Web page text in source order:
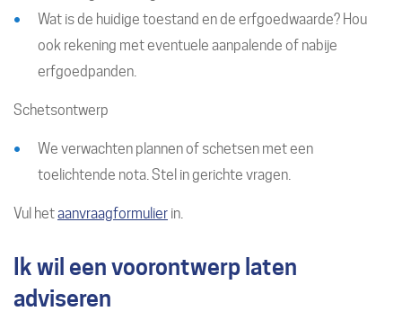
Wat is de huidige toestand en de erfgoedwaarde? Hou
ook rekening met eventuele aanpalende of nabije
erfgoedpanden.
Schetsontwerp
We verwachten plannen of schetsen met een
toelichtende nota. Stel in gerichte vragen.
Vul hetaanvraagformulier in.
Ik wil een voorontwerp laten
adviseren